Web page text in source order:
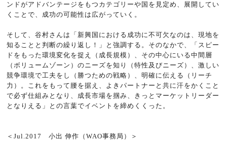
ンドがアドバンテージをもつカテゴリーや国を見定め、展開してい
くことで、成功の可能性は広がっていく。
そして、谷村さんは「新興国における成功に不可欠なのは、現地を
知ることと判断の繰り返し！」と強調する。そのなかで、「スピー
ドをもった環境変化を捉え（成長規模）、その中心にいる中間層
（ボリュームゾーン）のニーズを知り（特性及びニーズ）、激しい
競争環境で工夫をし（勝つための戦略）、明確に伝える（リーチ
力）。これをもって腰を据え、よきパートナーと共に汗をかくこと
で必ず仕組みとなり、成長市場を掴み、きっとマーケットリーダー
となりえる」との言葉でイベントを締めくくった。
＜Jul.2017 小出 伸作（WAO事務局）＞